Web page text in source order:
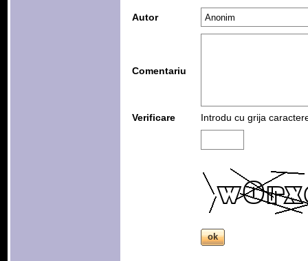
Autor
Comentariu
Verificare Introdu cu grija